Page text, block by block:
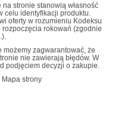
stronie stanowią własność
celu identyfikacji produktu.
oferty w rozumieniu Kodeksu
rokowań (zgodnie
możemy zagwarantować, że
nie zawierają błędów. W
podjęciem decyzji o zakupie.
Mapa strony